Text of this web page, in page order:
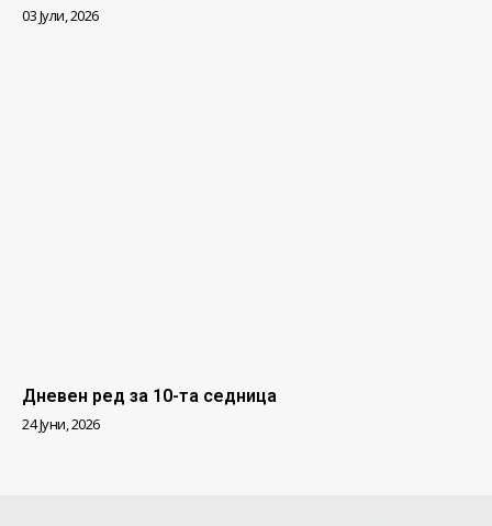
03 Јули, 2026
Дневен ред за 10-та седница
24 Јуни, 2026